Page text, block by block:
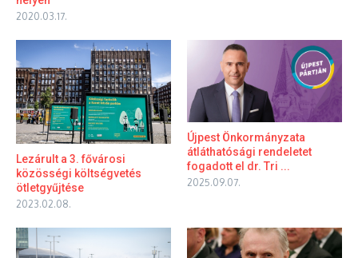
2020.03.17.
Lezárult a 3. fővárosi
közösségi költségvetés
ötletgyűjtése
2023.02.08.
Újpest Önkormányzata
átláthatósági rendeletet
fogadott el dr. Tri ...
2025.09.07.